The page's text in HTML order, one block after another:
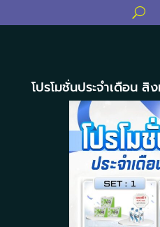
โปรโมชั่นประจำเดือน สิ